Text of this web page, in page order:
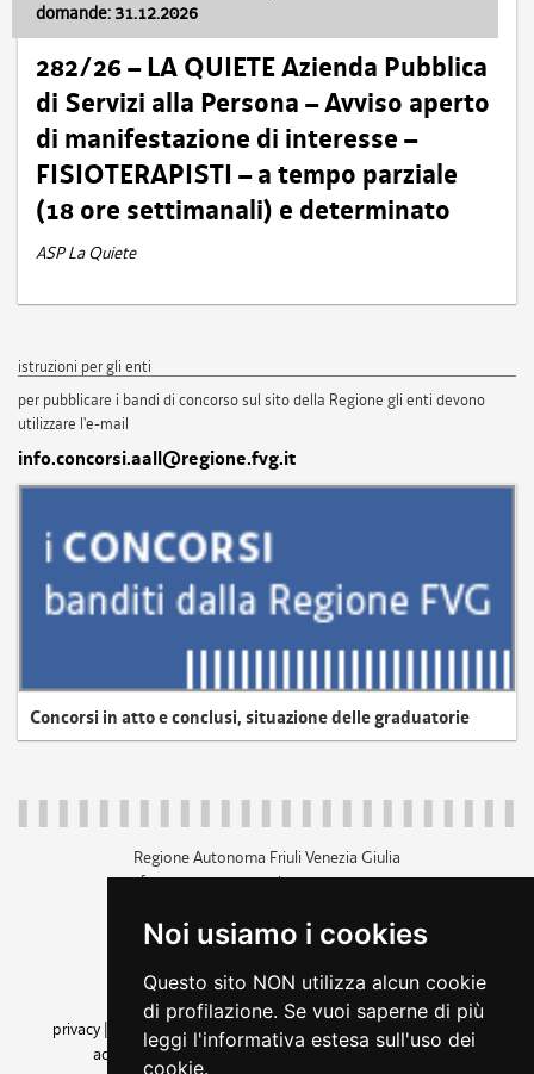
Noi usiamo i cookies
Questo sito NON utilizza alcun cookie
di profilazione. Se vuoi saperne di più
leggi l'informativa estesa sull'uso dei
cookie.
domande: 31.12.2026
282/26 – LA QUIETE Azienda Pubblica
di Servizi alla Persona – Avviso aperto
di manifestazione di interesse –
FISIOTERAPISTI – a tempo parziale
(18 ore settimanali) e determinato
ASP La Quiete
istruzioni per gli enti
per pubblicare i bandi di concorso sul sito della Regione gli enti devono
utilizzare l'e-mail
info.concorsi.aall@regione.fvg.it
Concorsi in atto e conclusi, situazione delle graduatorie
Regione Autonoma Friuli Venezia Giulia
c.f. 80014930327; p.iva 00526040324
+39 040 3771111
amministrazione trasparente
privacy
cookie |note legali accessibilità
dichiarazione di
accessibilità| feedback cambio preferenze cookie